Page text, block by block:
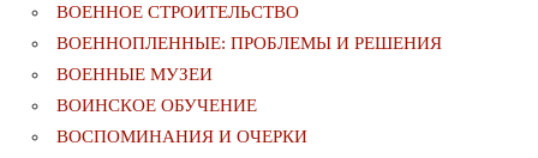
ВОЕННОЕ СТРОИТЕЛЬСТВО
ВОЕННОПЛЕННЫЕ: ПРОБЛЕМЫ И РЕШЕНИЯ
ВОЕННЫЕ МУЗЕИ
ВОИНСКОЕ ОБУЧЕНИЕ
ВОСПОМИНАНИЯ И ОЧЕРКИ